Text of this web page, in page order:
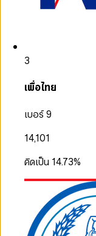
3
เพื่อไทย
เบอร์ 9
14,101
คิดเป็น 14.73%